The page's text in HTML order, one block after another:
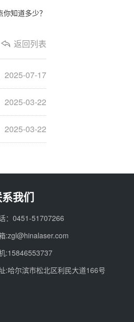
知道多少？
返回列表
2025-07-17
2025-03-22
2025-03-22
我们
：0451-51707266
:zgl@hinalaser.com
:15846553737
:哈尔滨市松北区利民大道166号